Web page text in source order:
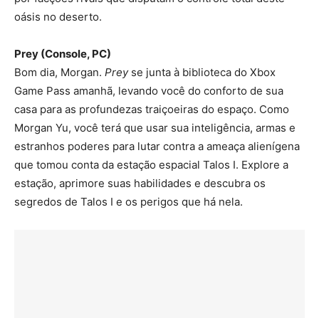
oásis no deserto.
Prey (Console, PC)
Bom dia, Morgan. Preyse junta à biblioteca do Xbox
Game Pass amanhã, levando você do conforto de sua
casa para as profundezas traiçoeiras do espaço. Como
Morgan Yu, você terá que usar sua inteligência, armas e
estranhos poderes para lutar contra a ameaça alienígena
que tomou conta da estação espacial Talos I. Explore a
estação, aprimore suas habilidades e descubra os
segredos de Talos I e os perigos que há nela.